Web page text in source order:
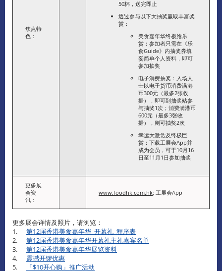
焦点特
色：
50杯，送完即止
透过参与以下大抽奖赢取丰富奖
赏：
美食嘉年华终极飨乐
赏：参加者只需在《乐
食Guide》内抽奖券填
妥简单个人资料，即可
参加抽奖
电子消费抽奖：入场人
士以电子货币消费满港
币300元（最多2张收
据），即可到抽奖站参
与抽奖1次；消费满港币
600元（最多3张收
据），则可抽奖2次
幸运大激赏及终极巨
赏：下载工展会App并
成为会员，可于10月16
日至11月1日参加抽奖
更多展
会资
讯：
www.foodhk.com.hk; 工展会App
更多展会详情及照片，请浏览：
1. 第12届香港美食嘉年华_开幕礼_程序表
2. 第12届香港美食嘉年华开幕礼主礼嘉宾名单
3. 第12届香港美食嘉年华展览资料
4. 震撼开锣优惠
5.
「$10开心购」推广活动